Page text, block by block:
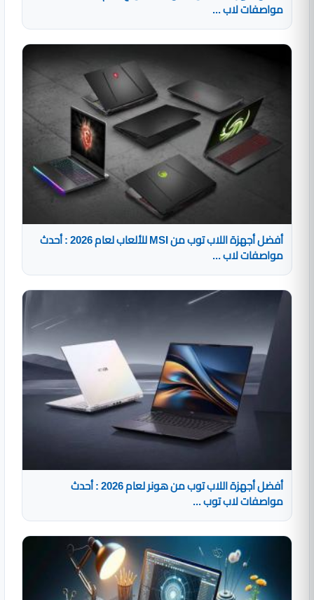
مواصفات لاب ...
أفضل أجهزة اللاب توب من MSI للألعاب لعام 2026 : أحدث
مواصفات لاب ...
أفضل أجهزة اللاب توب من هونر لعام 2026 : أحدث
مواصفات لاب توب ...